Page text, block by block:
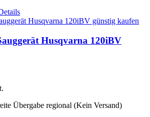
Husqvarna 120iBV
Übergabe regional (Kein Versand)